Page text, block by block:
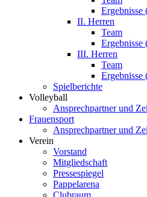
Ergebnisse
II. Herren
Team
Ergebnisse
III. Herren
Team
Ergebnisse
Spielberichte
Volleyball
Ansprechpartner und
Frauensport
Ansprechpartner und
Verein
Vorstand
Mitgliedschaft
Pressespiegel
Pappelarena
Clubraum